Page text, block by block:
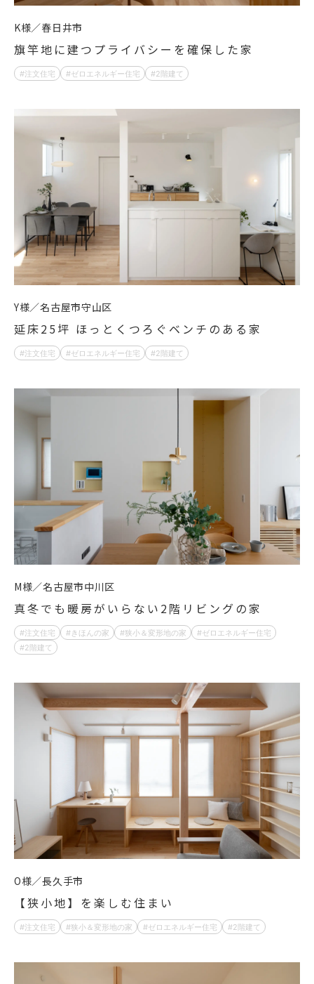
K様 春日井市
旗竿地に建つプライバシーを確保した家
注文住宅 ゼロエネルギー住宅 2階建て
Y様 名古屋市守山区
延床25坪 ほっとくつろぐベンチのある家
注文住宅 ゼロエネルギー住宅 2階建て
M様 名古屋市中川区
真冬でも暖房がいらない2階リビングの家
注文住宅 きほんの家 狭小＆変形地の家
ゼロエネルギー住宅
2階建て
O様 長久手市
【狭小地】を楽しむ住まい
注文住宅 狭小＆変形地の家 ゼロエネルギー住宅 2階建て